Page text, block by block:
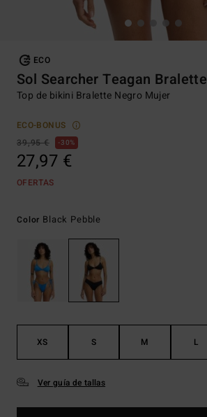
ECO
Sol Searcher Teagan Bralette
Top de bikini Bralette Negro Mujer
ECO-BONUS
39,95 €
30%
27,97 €
OFERTAS
Color Black Pebble
XS S M L
Ver guía de tallas